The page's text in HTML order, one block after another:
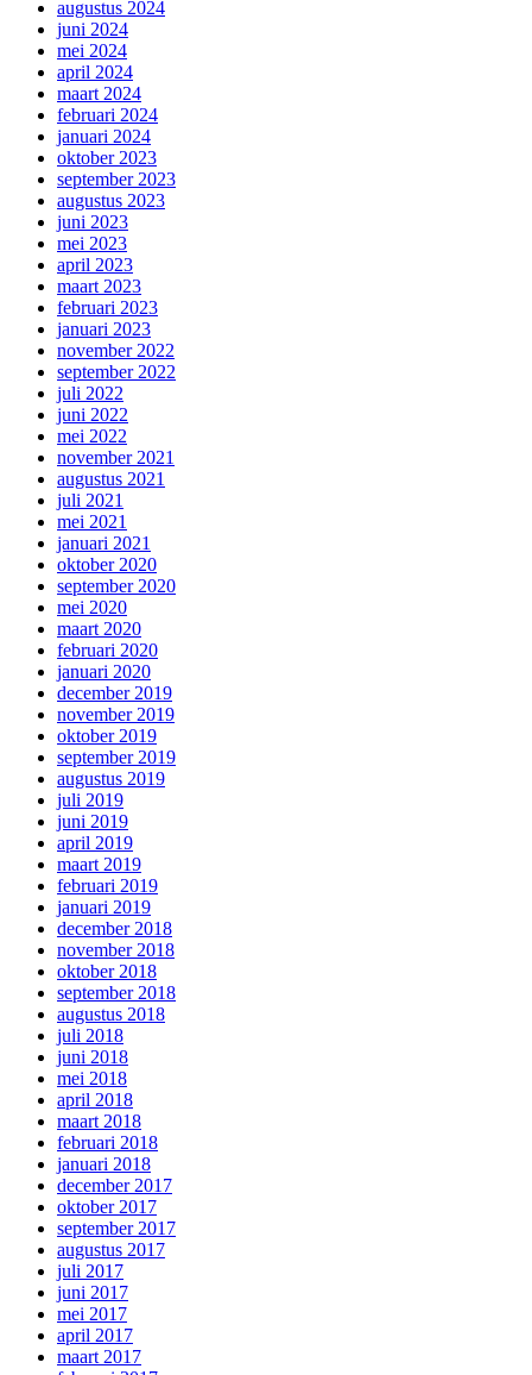
augustus 2024
juni 2024
mei 2024
april 2024
maart 2024
februari 2024
januari 2024
oktober 2023
september 2023
augustus 2023
juni 2023
mei 2023
april 2023
maart 2023
februari 2023
januari 2023
november 2022
september 2022
juli 2022
juni 2022
mei 2022
november 2021
augustus 2021
juli 2021
mei 2021
januari 2021
oktober 2020
september 2020
mei 2020
maart 2020
februari 2020
januari 2020
december 2019
november 2019
oktober 2019
september 2019
augustus 2019
juli 2019
juni 2019
april 2019
maart 2019
februari 2019
januari 2019
december 2018
november 2018
oktober 2018
september 2018
augustus 2018
juli 2018
juni 2018
mei 2018
april 2018
maart 2018
februari 2018
januari 2018
december 2017
oktober 2017
september 2017
augustus 2017
juli 2017
juni 2017
mei 2017
april 2017
maart 2017